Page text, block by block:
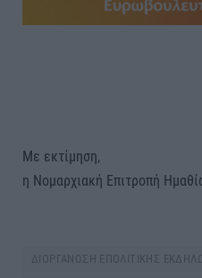
Με εκτίμηση,
η Νομαρχιακή Επιτροπή
ΔΙΟΡΓΑΝΩΣΗ ΕΠΟΛΙΤΙΚΗΣ